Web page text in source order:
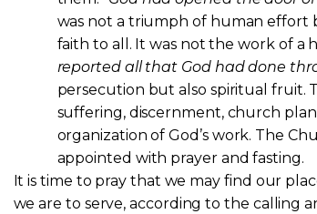
was not a triumph of human effort
faith to all. It was not the work of a
reported all that God had done
persecution but also spiritual fruit.
suffering, discernment, church
organization of God’s work. The
appointed with prayer and fasting.
It is time to pray that we may find our
we are to serve, according to the calling